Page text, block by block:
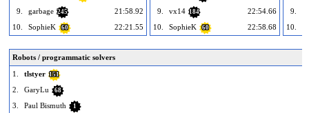
9.
garbage 245
21:58.92
10.
SophieK 60 22:21.55
9.
vx14 184
22:54.66
10.
SophieK 60 22:58.68
9.
10.
Robots / programmatic solvers
1.
tlstyer 151
2. GaryLu 68
3. Paul Bismuth 1